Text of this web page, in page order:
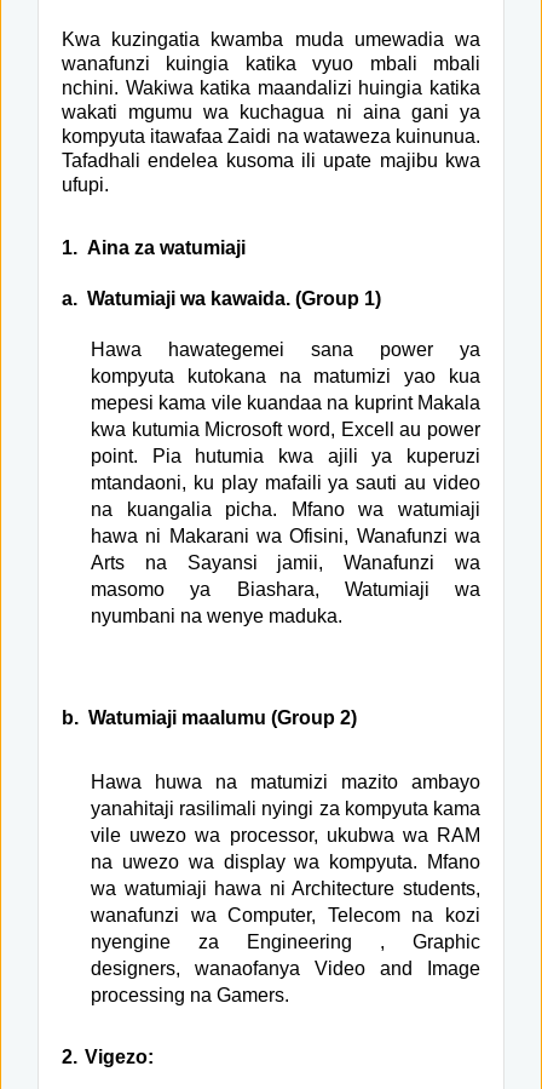
Kwa kuzingatia kwamba muda umewadia wa
wanafunzi kuingia katika vyuo mbali mbali
nchini. Wakiwa katika maandalizi huingia katika
wakati mgumu wa kuchagua ni aina gani ya
kompyuta itawafaa Zaidi na wataweza kuinunua.
Tafadhali endelea kusoma ili upate majibu kwa
ufupi.
1. Aina za watumiaji
a. Watumiaji wa kawaida. (Group 1)
Hawa hawategemei sana power ya
kompyuta kutokana na matumizi yao kua
mepesi kama vile kuandaa na kuprint Makala
kwa kutumia Microsoft word, Excell au power
point. Pia hutumia kwa ajili ya kuperuzi
mtandaoni, ku play mafaili ya sauti au video
na kuangalia picha. Mfano wa watumiaji
hawa ni Makarani wa Ofisini, Wanafunzi wa
Arts na Sayansi jamii, Wanafunzi wa
masomo ya Biashara, Watumiaji wa
nyumbani na wenye maduka.
b. Watumiaji maalumu (Group 2)
Hawa huwa na matumizi mazito ambayo
yanahitaji rasilimali nyingi za kompyuta kama
vile uwezo wa processor, ukubwa wa RAM
na uwezo wa display wa kompyuta. Mfano
wa watumiaji hawa ni Architecture students,
wanafunzi wa Computer, Telecom na kozi
nyengine za Engineering , Graphic
designers, wanaofanya Video and Image
processing na Gamers.
2. Vigezo: